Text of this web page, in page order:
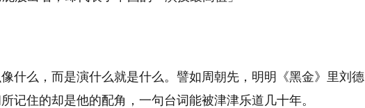
什么，而是演什么就是什么。譬如周朝先，明明《黑金》里刘德
记住的却是他的配角，一句台词能被津津乐道几十年。